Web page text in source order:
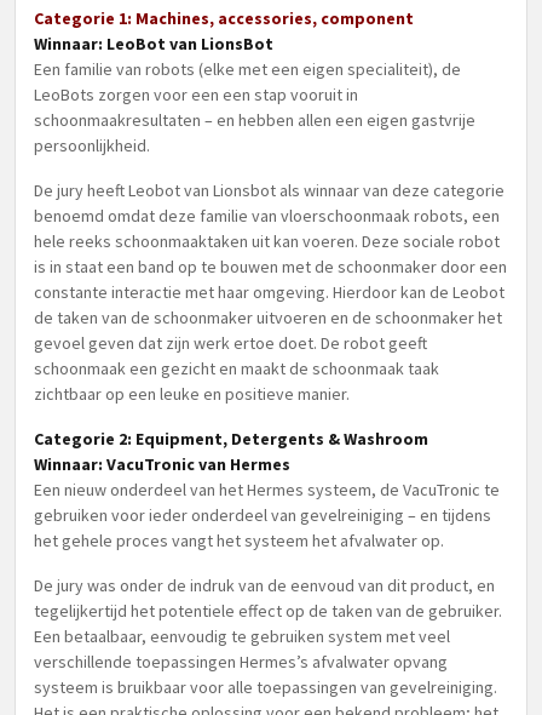
Categorie 1: Machines, accessories, component
Winnaar: LeoBot van LionsBot
Een familie van robots (elke met een eigen specialiteit), de
LeoBots zorgen voor een een stap vooruit in
schoonmaakresultaten – en hebben allen een eigen gastvrije
persoonlijkheid.
De jury heeft Leobot van Lionsbot als winnaar van deze categorie
benoemd omdat deze familie van vloerschoonmaak robots, een
hele reeks schoonmaaktaken uit kan voeren. Deze sociale robot
is in staat een band op te bouwen met de schoonmaker door een
constante interactie met haar omgeving. Hierdoor kan de Leobot
de taken van de schoonmaker uitvoeren en de schoonmaker het
gevoel geven dat zijn werk ertoe doet. De robot geeft
schoonmaak een gezicht en maakt de schoonmaak taak
zichtbaar op een leuke en positieve manier.
Categorie 2: Equipment, Detergents & Washroom
Winnaar: VacuTronic van Hermes
Een nieuw onderdeel van het Hermes systeem, de VacuTronic te
gebruiken voor ieder onderdeel van gevelreiniging – en tijdens
het gehele proces vangt het systeem het afvalwater op.
De jury was onder de indruk van de eenvoud van dit product, en
tegelijkertijd het potentiele effect op de taken van de gebruiker.
Een betaalbaar, eenvoudig te gebruiken system met veel
verschillende toepassingen Hermes’s afvalwater opvang
systeem is bruikbaar voor alle toepassingen van gevelreiniging.